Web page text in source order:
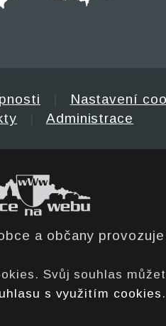
Nastavení
Administrace
a občany
Svůj souhlas
s využitím cookies .